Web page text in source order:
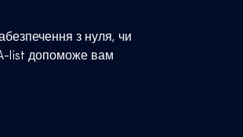
з нуля, чи
list допоможе вам